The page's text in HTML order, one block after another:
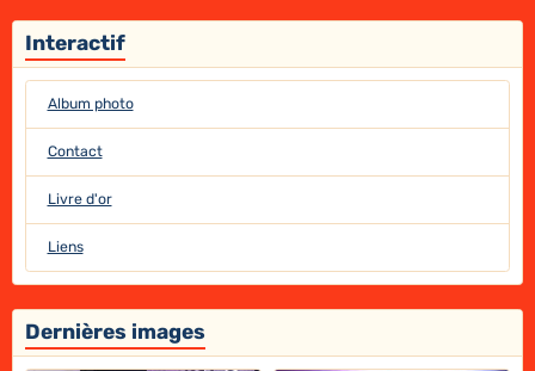
Interactif
Album photo
Contact
Livre d'or
Liens
Dernières images